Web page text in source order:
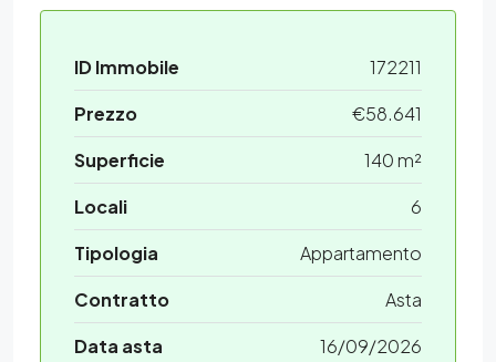
ID Immobile
172211
Prezzo
€58.641
Superficie
140 m²
Locali
6
Tipologia
Appartamento
Contratto
Asta
Data asta
16/09/2026